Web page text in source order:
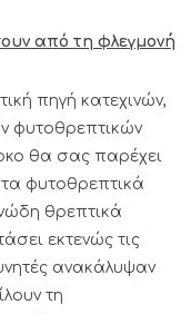
από τη φλεγμονή
πηγή κατεχινών,
φυτοθρεπτικών
θα σας παρέχει
φυτοθρεπτικά
θρεπτικά
εκτενώς τις
ανακάλυψαν
τη